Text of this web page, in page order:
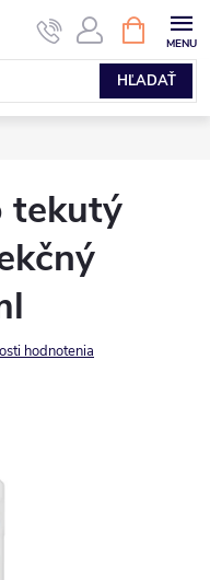
HĽADAŤ
KOŠÍK
tekutý
hodnotenia